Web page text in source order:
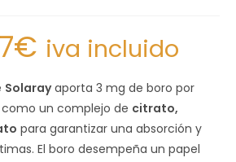
€ iva incluido
Solarayaporta 3 mg de boro por
un complejo de citrato,
para garantizar una absorción y
El boro desempeña un papel